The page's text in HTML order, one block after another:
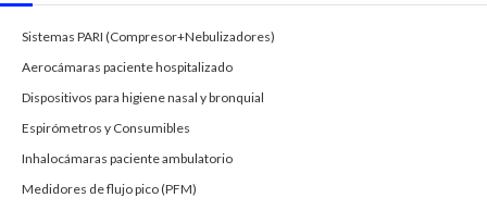
Sistemas PARI (Compresor+Nebulizadores)
Aerocámaras paciente hospitalizado
Dispositivos para higiene nasal y bronquial
Espirómetros y Consumibles
Inhalocámaras paciente ambulatorio
Medidores de flujo pico (PFM)